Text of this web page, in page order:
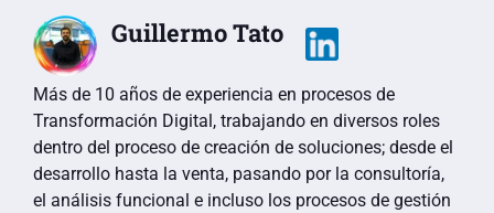
Guillermo Tato
Más de 10 años de experiencia en procesos de
Transformación Digital, trabajando en diversos roles
dentro del proceso de creación de soluciones; desde el
desarrollo hasta la venta, pasando por la consultoría,
el análisis funcional e incluso los procesos de gestión